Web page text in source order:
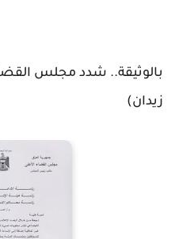
بالوثيقة.. شدد مجلس
زيدان)